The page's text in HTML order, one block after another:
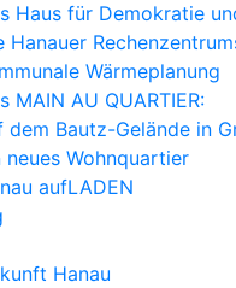
Haus für Demokratie
Hanauer
Wärmeplanung
MAIN AU QUARTIER:
dem Bautz-Gelände in
neues Wohnquartier
aufLADEN
Hanau